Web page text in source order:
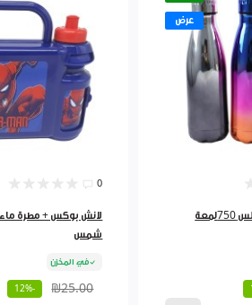
عرض
قنينة ثيرموس ستانلس 750لمعة
0
لانش بوكس + مطرة ماء
شمس
في المخزن
₪25.00
-12%